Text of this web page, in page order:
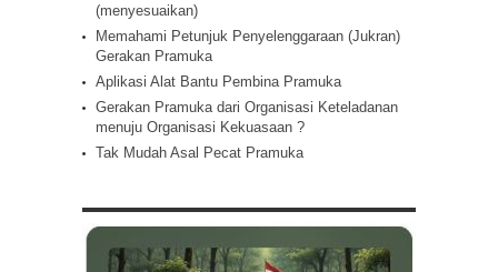
(menyesuaikan)
Memahami Petunjuk Penyelenggaraan (Jukran)
Gerakan Pramuka
Aplikasi Alat Bantu Pembina Pramuka
Gerakan Pramuka dari Organisasi Keteladanan
menuju Organisasi Kekuasaan ?
Tak Mudah Asal Pecat Pramuka